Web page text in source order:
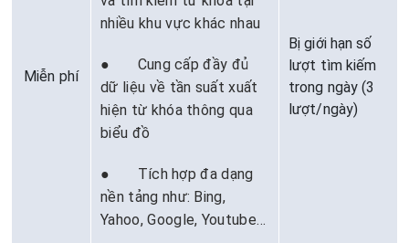
Miễn phí
nhiều khu vực khác nhau
● Cung cấp đầy đủ
dữ liệu về tần suất xuất
hiện từ khóa thông qua
biểu đồ
● Tích hợp đa dạng
nền tảng như: Bing,
Yahoo, Google, Youtube…
Bị giới hạn số
lượt tìm kiếm
trong ngày (3
lượt/ngày)